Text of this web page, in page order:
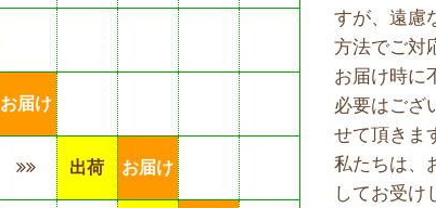
お届け
出荷 お届け
すが、遠慮
方法でご対
お届け時に
必要はござ
せて頂きま
私たちは、
してお受け